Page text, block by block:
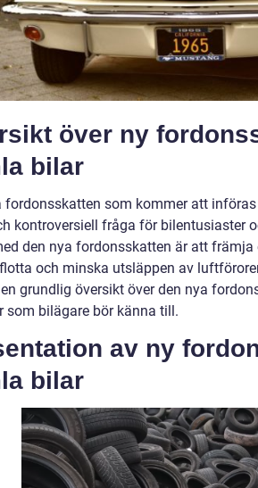
över ny
bilar
fordonsskatten som kommer att
kontroversiell fråga för bilentusiaster
den nya fordonsskatten är att
och minska utsläppen av
grundlig översikt över den nya
som bilägare bör känna till.
av ny
bilar